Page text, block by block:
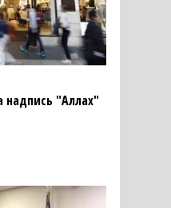
надпись "Аллах"